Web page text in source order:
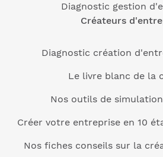
Diagnostic gestion
Créateurs
Diagnostic création
Le livre blanc de la
Nos outils de
Créer votre entreprise en 10
Nos fiches conseils sur la